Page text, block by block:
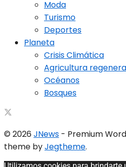
Moda
Turismo
Deportes
Planeta
Crisis Climática
Agricultura
Océanos
Bosques
© 2026 JNews - Premium
theme byJegtheme.